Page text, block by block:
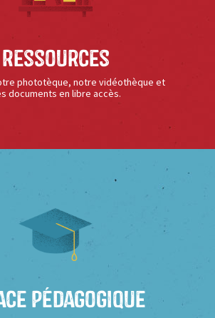
Ressources
phototèque, notre vidéothèque et
documents en libre accès.
Pédagogique